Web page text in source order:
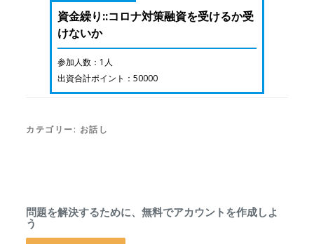
資金繰り::コロナ対策融資を受けるか受
けないか
参加人数：1人
出資合計ポイント：50000
カテゴリー: お話し
問題を解決するために、無料でアカウントを作成しよ
う